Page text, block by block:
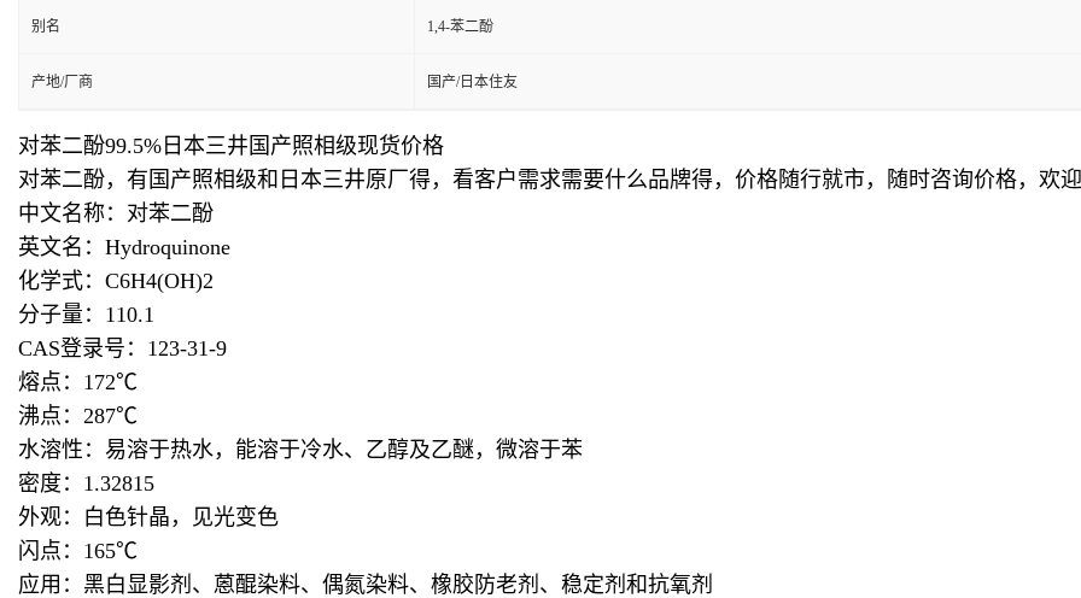
别名 1,4-苯二酚
产地/厂商 国产/日本住友
对苯二酚99.5%日本三井国产照相级现货价格
对苯二酚，有国产照相级和日本三井原厂得，看客户需求需要什么品牌得，价格随行就市，随时咨询价格，欢
中文名称：对苯二酚
英文名：Hydroquinone
化学式：C6H4(OH)2
分子量：110.1
CAS登录号：123-31-9
熔点：172℃
沸点：287℃
水溶性：易溶于热水，能溶于冷水、乙醇及乙醚，微溶于苯
密度：1.32815
外观：白色针晶，见光变色
闪点：165℃
应用：黑白显影剂、蒽醌染料、偶氮染料、橡胶防老剂、稳定剂和抗氧剂